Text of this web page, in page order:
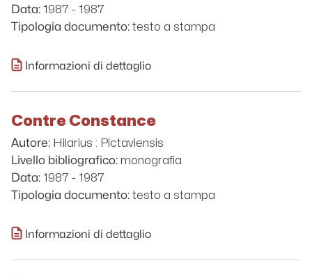
Data: 1987 - 1987
Tipologia documento: testo a stampa
Informazioni di dettaglio
Contre Constance
Autore: Hilarius : Pictaviensis
Livello bibliografico: monografia
Data: 1987 - 1987
Tipologia documento: testo a stampa
Informazioni di dettaglio